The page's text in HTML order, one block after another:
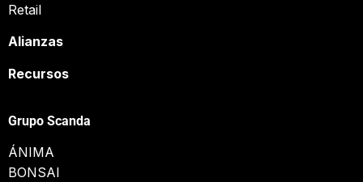
Retail
Alianzas
Recursos
Grupo Scanda
ÁNIMA
BONSAI